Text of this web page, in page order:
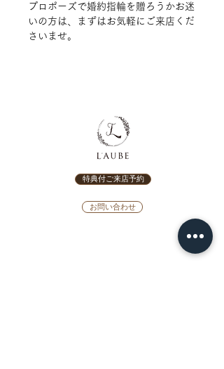
プロポーズで婚約指輪を贈ろうかお迷
いの方は、まずはお気軽にご来店くだ
さいませ。
特典付ご来店予約
お問い合わせ